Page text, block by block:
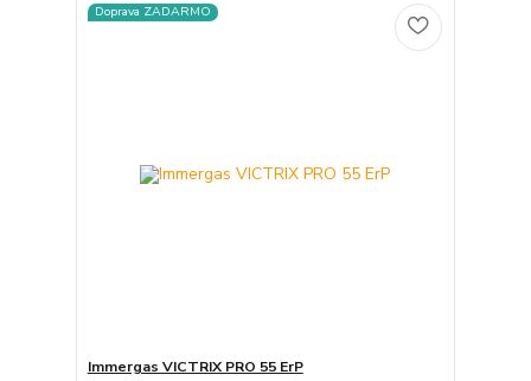
Doprava ZADARMO
Immergas VICTRIX PRO 55 ErP